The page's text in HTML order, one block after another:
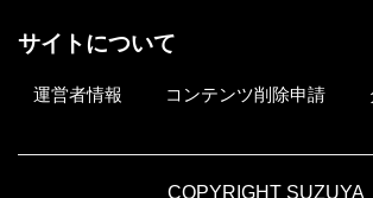
サイトについて
運営者情報 コンテンツ削除申請
COPYRIGHT SUZUYA